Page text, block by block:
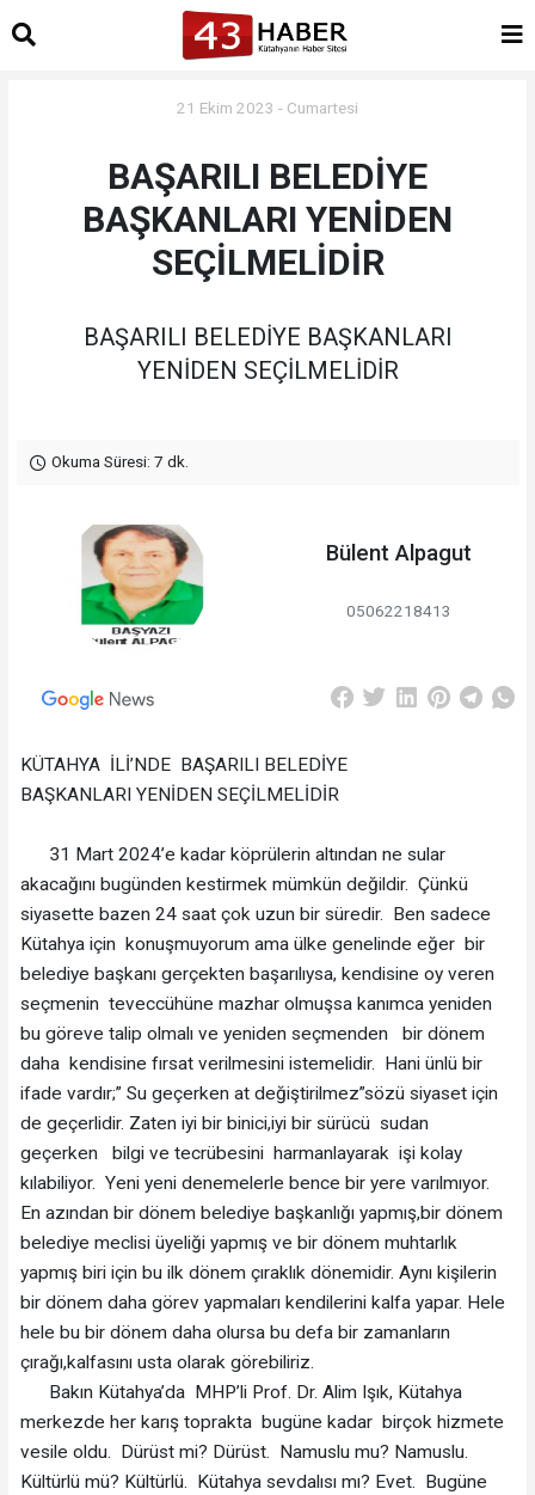
21 Ekim 2023 - Cumartesi
BAŞARILI BELEDİYE
BAŞKANLARI YENİDEN
SEÇİLMELİDİR
BAŞARILI BELEDİYE BAŞKANLARI
YENİDEN SEÇİLMELİDİR
Okuma Süresi: 7 dk.
Bülent Alpagut
05062218413
KÜTAHYA İLİ’NDE BAŞARILI BELEDİYE
BAŞKANLARI YENİDEN SEÇİLMELİDİR
31 Mart 2024’e kadar köprülerin altından ne sular
akacağını bugünden kestirmek mümkün değildir. Çünkü
siyasette bazen 24 saat çok uzun bir süredir. Ben sadece
Kütahya için konuşmuyorum ama ülke genelinde eğer bir
belediye başkanı gerçekten başarılıysa, kendisine oy veren
seçmenin teveccühüne mazhar olmuşsa kanımca yeniden
bu göreve talip olmalı ve yeniden seçmenden bir dönem
daha kendisine fırsat verilmesini istemelidir. Hani ünlü bir
ifade vardır;” Su geçerken at değiştirilmez”sözü siyaset için
de geçerlidir. Zaten iyi bir binici,iyi bir sürücü sudan
geçerken bilgi ve tecrübesini harmanlayarak işi kolay
kılabiliyor. Yeni yeni denemelerle bence bir yere varılmıyor.
En azından bir dönem belediye başkanlığı yapmış,bir dönem
belediye meclisi üyeliği yapmış ve bir dönem muhtarlık
yapmış biri için bu ilk dönem çıraklık dönemidir. Aynı kişilerin
bir dönem daha görev yapmaları kendilerini kalfa yapar. Hele
hele bu bir dönem daha olursa bu defa bir zamanların
çırağı,kalfasını usta olarak görebiliriz.
Bakın Kütahya’da MHP’li Prof. Dr. Alim Işık, Kütahya
merkezde her karış toprakta bugüne kadar birçok hizmete
vesile oldu. Dürüst mi? Dürüst. Namuslu mu? Namuslu.
Kültürlü mü? Kültürlü. Kütahya sevdalısı mı? Evet. Bugüne